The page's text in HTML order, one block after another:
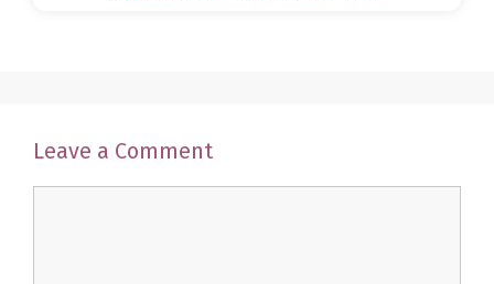
Leave a Comment